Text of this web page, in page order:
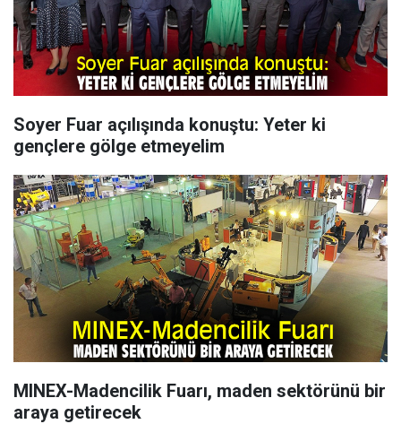
Soyer Fuar açılışında konuştu: Yeter ki
gençlere gölge etmeyelim
MINEX-Madencilik Fuarı, maden sektörünü bir
araya getirecek